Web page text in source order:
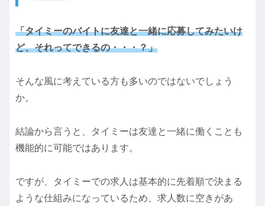
「タイミーのバイトに友達と一緒に応募してみたいけ
ど、それってできるの・・・？」
そんな風に考えている方も多いのではないでしょう
か。
結論から言うと、タイミーは友達と一緒に働くことも
機能的に可能ではあります。
ですが、タイミーでの求人は基本的に先着順で決まる
ような仕組みになっているため、求人数に空きがあ